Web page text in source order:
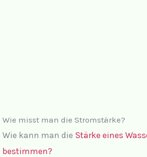
Wie misst man die Stromstärke?
Wie kann man die Stärke eines
bestimmen?